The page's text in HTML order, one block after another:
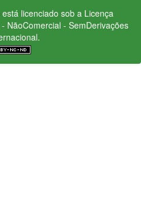
licenciado sob a Licença
NãoComercial - SemDerivações